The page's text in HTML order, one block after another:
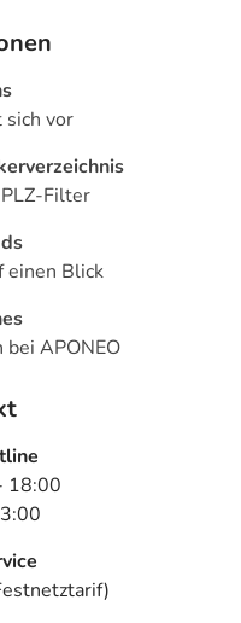
vor
Filter
einen Blick
APONEO
18:00